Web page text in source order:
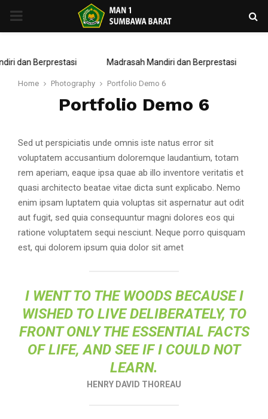
PRIMARY
dan Berprestasi Madrasah Mandiri dan Berprestasi
Home Photography Portfolio Demo 6
Portfolio Demo 6
Sed ut perspiciatis unde omnis iste natus error sit
voluptatem accusantium doloremque laudantium, totam
rem aperiam, eaque ipsa quae ab illo inventore veritatis et
quasi architecto beatae vitae dicta sunt explicabo. Nemo
enim ipsam luptatem quia voluptas sit aspernatur aut odit
aut fugit, sed quia consequuntur magni dolores eos qui
ratione voluptatem sequi nesciunt. Neque porro quisquam
est, qui dolorem ipsum quia dolor sit amet
I WENT TO THE WOODS BECAUSE I
WISHED TO LIVE DELIBERATELY, TO
FRONT ONLY THE ESSENTIAL FACTS
OF LIFE, AND SEE IF I COULD NOT
LEARN.
HENRY DAVID THOREAU